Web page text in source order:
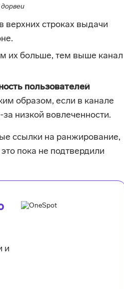
верхних строках выдачи
их больше, тем выше канал
пользователей
образом, если в канале
низкой вовлеченности.
ссылки на ранжирование,
пока не подтвердили
и